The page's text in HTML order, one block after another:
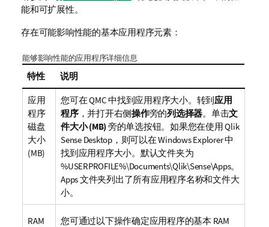
能和可扩展性。
存在可能影响性能的基本应用程序元素：
能够影响性能的应用程序详细信息
特性 说明
应用
程序
磁盘
大小
(MB)
您可在QMC中找到应用程序大小。转到应用
程序，并打开右侧操作旁的列选择器。单击文
件大小 (MB) 旁的单选按钮。如果您在使用Qlik
Sense Desktop，则可以在Windows Explorer中
找到应用程序大小。默认文件夹为
%USERPROFILE%\Documents\Qlik\Sense\Apps。
Apps文件夹列出了所有应用程序名称和文件大
小。
RAM
您可通过以下操作确定应用程序的基本 RAM